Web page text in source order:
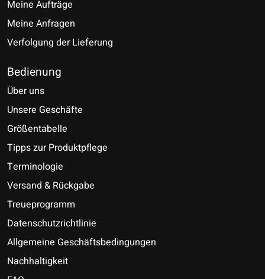
Meine Aufträge
Meine Anfragen
Verfolgung der Lieferung
Bedienung
Über uns
Unsere Geschäfte
Größentabelle
Tipps zur Produktpflege
Terminologie
Versand & Rückgabe
Treueprogramm
Datenschutzrichtlinie
Allgemeine Geschäftsbedingungen
Nachhaltigkeit